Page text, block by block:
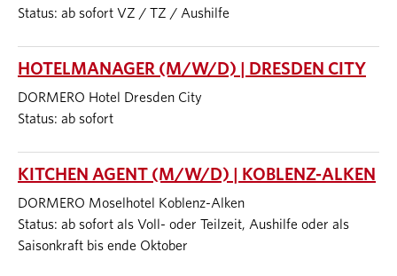
Status: ab sofort VZ / TZ / Aushilfe
HOTELMANAGER (M/W/D) | DRESDEN CITY
DORMERO Hotel Dresden City
Status: ab sofort
KITCHEN AGENT (M/W/D) | KOBLENZ-ALKEN
DORMERO Moselhotel Koblenz-Alken
Status: ab sofort als Voll- oder Teilzeit, Aushilfe oder als
Saisonkraft bis ende Oktober